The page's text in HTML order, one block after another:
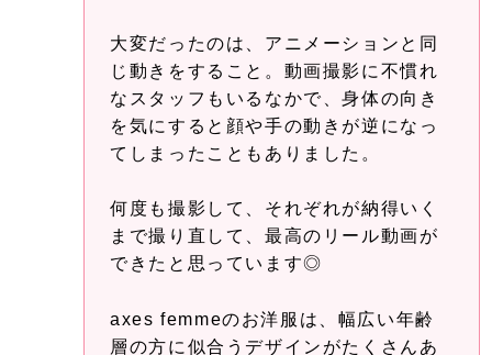
大変だったのは、アニメーションと同
じ動きをすること。動画撮影に不慣れ
なスタッフもいるなかで、身体の向き
を気にすると顔や手の動きが逆になっ
てしまったこともありました。
何度も撮影して、それぞれが納得いく
まで撮り直して、最高のリール動画が
できたと思っています◎
axes femmeのお洋服は、幅広い年齢
層の方に似合うデザインがたくさんあ